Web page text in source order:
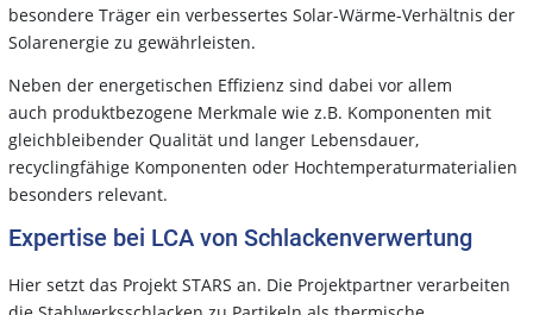
besondere Träger ein verbessertes Solar-Wärme-Verhältnis der
Solarenergie zu gewährleisten.
Neben der energetischen Effizienz sind dabei vor allem
auch produktbezogene Merkmale wie z.B. Komponenten mit
gleichbleibender Qualität und langer Lebensdauer,
recyclingfähige Komponenten oder Hochtemperaturmaterialien
besonders relevant.
Expertise bei LCA von Schlackenverwertung
Hier setzt das Projekt STARS an. Die Projektpartner verarbeiten